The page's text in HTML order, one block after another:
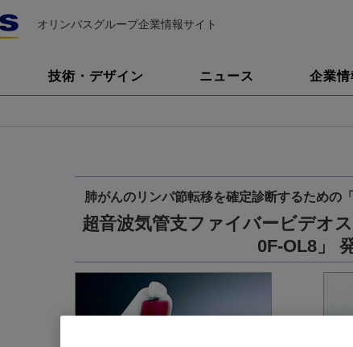
オリンパスグループ企業情報サイト
技術・デザイン ニュース 企業情
肺がんのリンパ節転移を確定診断するための
超音波気管支ファイバービデオ
0F-OL8」